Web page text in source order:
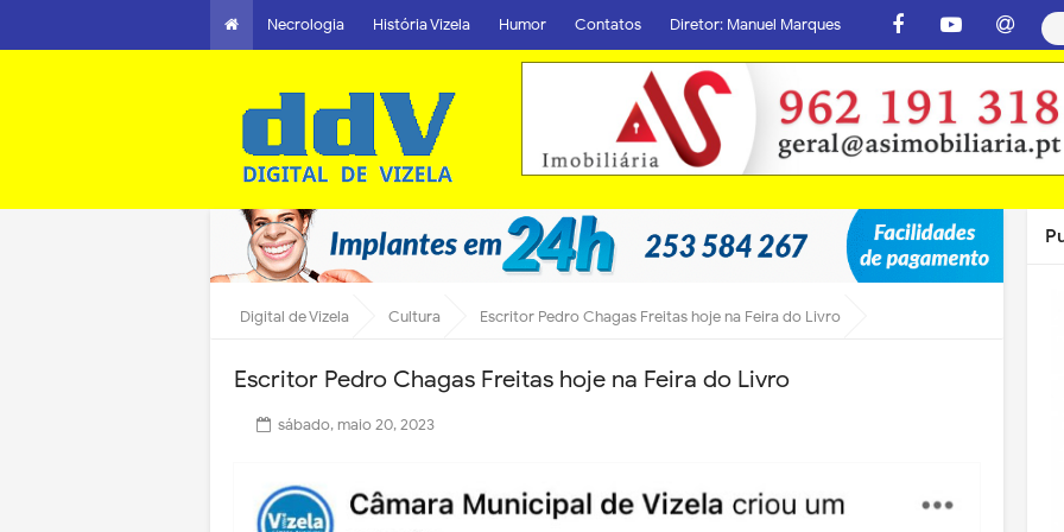
Necrologia História Vizela Humor Contatos Diretor: Manuel Marques
Digital de Vizela Cultura Escritor Pedro Chagas Freitas hoje na Feira do Livro
Escritor Pedro Chagas Freitas hoje na Feira do Livro
sábado, maio 20, 2023